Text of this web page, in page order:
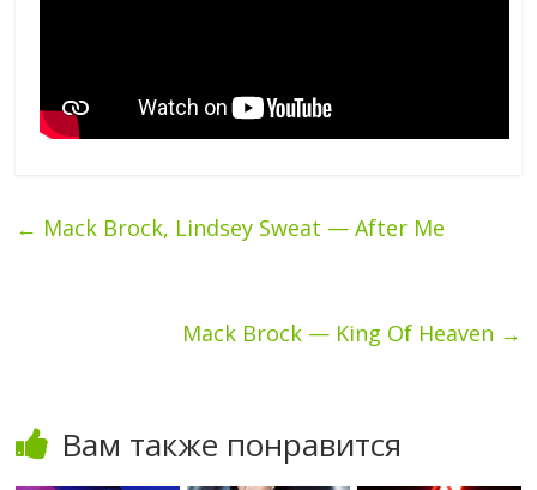
← Mack Brock, Lindsey Sweat — After Me
Mack Brock — King Of Heaven →
Вам также понравится